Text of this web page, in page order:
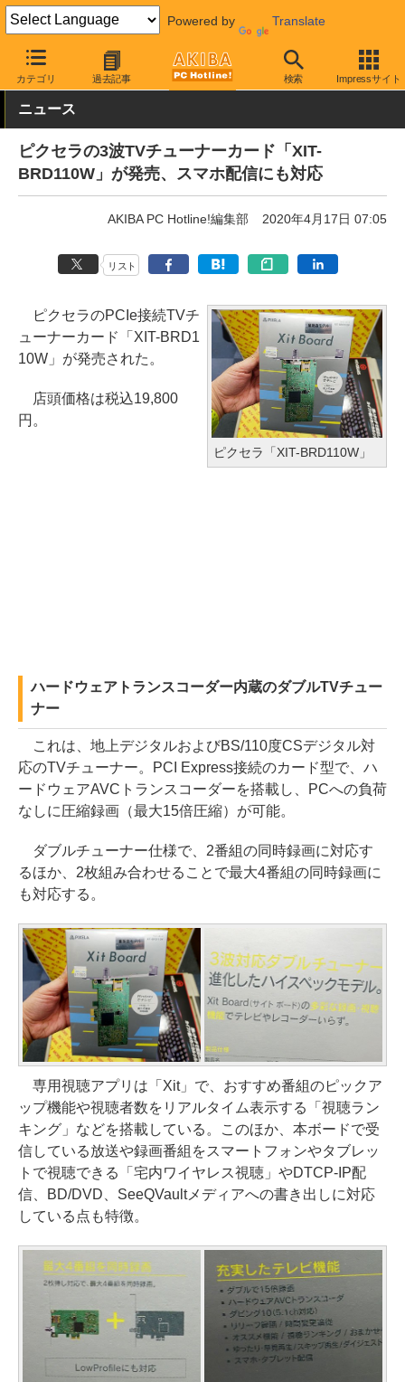
Powered by Translate
カテゴリ 過去記事 検索 Impressサイト
AKIBA PC Hotline! PCパーツ PC用キャプチャ機器 テレビ録画
ニュース
ピクセラの3波TVチューナーカード「XIT-
BRD110W」が発売、スマホ配信にも対応
AKIBA PC Hotline!編集部 2020年4月17日 07:05
リスト
ピクセラ「XIT-BRD110W」
ピクセラのPCIe接続TVチ
ューナーカード「XIT-BRD1
10W」が発売された。
店頭価格は税込19,800
円。
ハードウェアトランスコーダー内蔵のダブルTVチュー
ナー
これは、地上デジタルおよびBS/110度CSデジタル対
応のTVチューナー。PCI Express接続のカード型で、ハ
ードウェアAVCトランスコーダーを搭載し、PCへの負荷
なしに圧縮録画（最大15倍圧縮）が可能。
ダブルチューナー仕様で、2番組の同時録画に対応す
るほか、2枚組み合わせることで最大4番組の同時録画に
も対応する。
専用視聴アプリは「Xit」で、おすすめ番組のピックア
ップ機能や視聴者数をリアルタイム表示する「視聴ラン
キング」などを搭載している。このほか、本ボードで受
信している放送や録画番組をスマートフォンやタブレッ
トで視聴できる「宅内ワイヤレス視聴」やDTCP-IP配
信、BD/DVD、SeeQVaultメディアへの書き出しに対応
している点も特徴。